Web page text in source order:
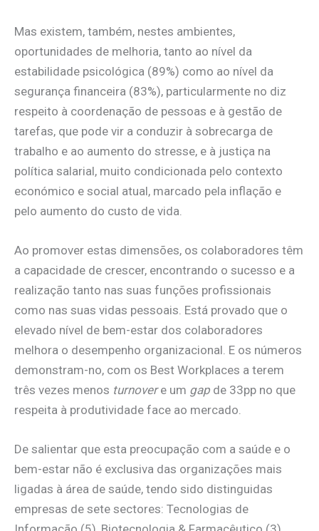
Mas existem, também, nestes ambientes,
oportunidades de melhoria, tanto ao nível da
estabilidade psicológica (89%) como ao nível da
segurança financeira (83%), particularmente no diz
respeito à coordenação de pessoas e à gestão de
tarefas, que pode vir a conduzir à sobrecarga de
trabalho e ao aumento do stresse, e à justiça na
política salarial, muito condicionada pelo contexto
económico e social atual, marcado pela inflação e
pelo aumento do custo de vida.
Ao promover estas dimensões, os colaboradores têm
a capacidade de crescer, encontrando o sucesso e a
realização tanto nas suas funções profissionais
como nas suas vidas pessoais. Está provado que o
elevado nível de bem-estar dos colaboradores
melhora o desempenho organizacional. E os números
demonstram-no, com os Best Workplaces a terem
três vezes menos turnovere um gap de 33pp no que
respeita à produtividade face ao mercado.
De salientar que esta preocupação com a saúde e o
bem-estar não é exclusiva das organizações mais
ligadas à área de saúde, tendo sido distinguidas
empresas de sete sectores: Tecnologias de